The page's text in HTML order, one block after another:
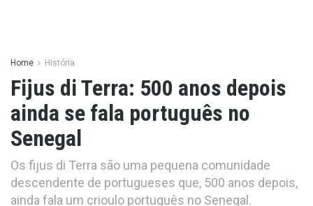
Home História
Fijus di Terra: 500 anos depois
ainda se fala português no
Senegal
Os fijus di Terra são uma pequena comunidade
descendente de portugueses que, 500 anos depois,
ainda fala um crioulo português no Senegal.